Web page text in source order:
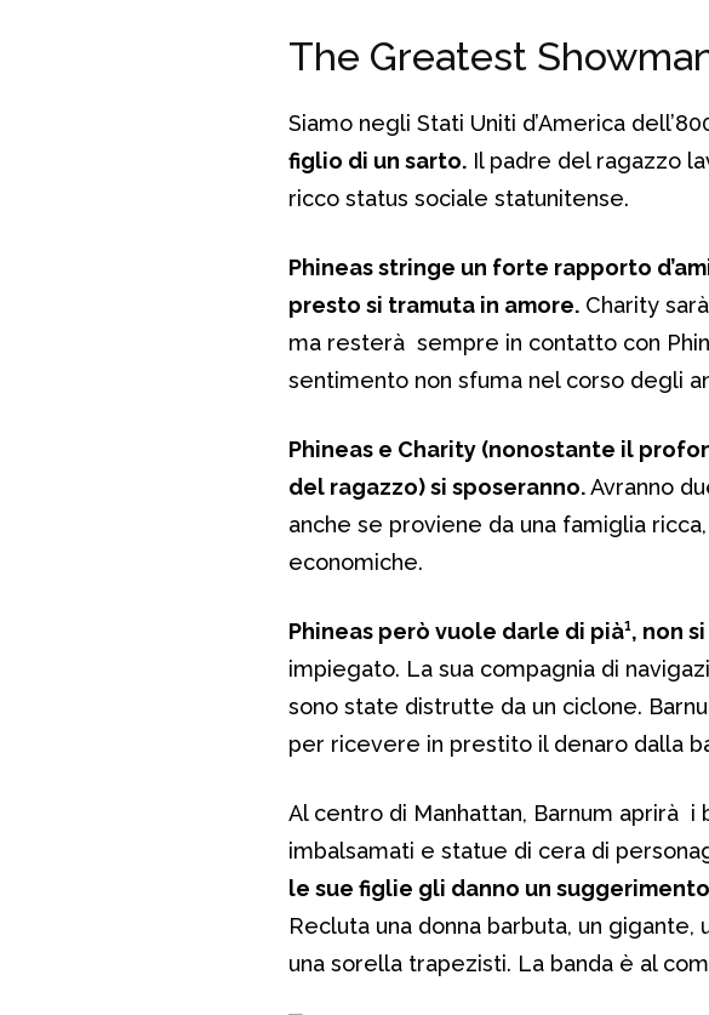
The Greatest
Siamo negli Stati Uniti d’America
figlio di un sarto. Il padre del ragazzo
ricco status sociale statunitense.
Phineas stringe un forte rapporto
presto si tramuta in amore. Charity
ma resterà sempre in contatto con
sentimento non sfuma nel corso degli
Phineas e Charity (nonostante il
del ragazzo) si sposeranno.Avranno
anche se proviene da una famiglia
economiche.
Phineas però vuole darle di pià¹, non
impiegato. La sua compagnia di
sono state distrutte da un ciclone.
per ricevere in prestito il denaro dalla
Al centro di Manhattan, Barnum aprirà
imbalsamati e statue di cera di
le sue figlie gli danno un
Recluta una donna barbuta, un
una sorella trapezisti. La banda è al